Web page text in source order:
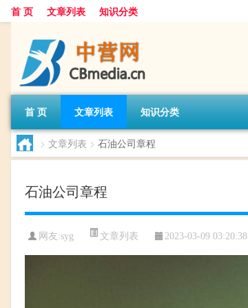
首 页 文章列表 知识分类
首 页 文章列表 知识分类
> 文章列表 > 石油公司章程
石油公司章程
网友:syg 文章列表 2023-03-09 03:20:38